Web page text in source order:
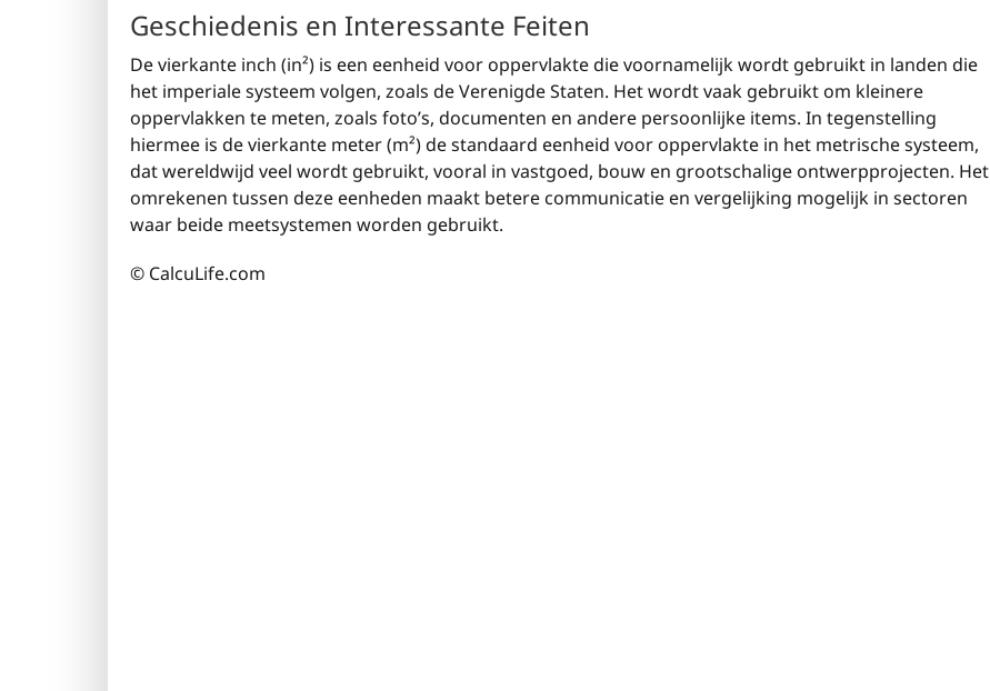
Geschiedenis en Interessante Feiten
De vierkante inch (in²) is een eenheid voor oppervlakte die voornamelijk wordt gebruikt in landen die
het imperiale systeem volgen, zoals de Verenigde Staten. Het wordt vaak gebruikt om kleinere
oppervlakken te meten, zoals foto’s, documenten en andere persoonlijke items. In tegenstelling
hiermee is de vierkante meter (m²) de standaard eenheid voor oppervlakte in het metrische systeem,
dat wereldwijd veel wordt gebruikt, vooral in vastgoed, bouw en grootschalige ontwerpprojecten. Het
omrekenen tussen deze eenheden maakt betere communicatie en vergelijking mogelijk in sectoren
waar beide meetsystemen worden gebruikt.
© CalcuLife.com